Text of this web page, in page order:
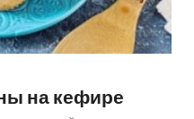
на кефире